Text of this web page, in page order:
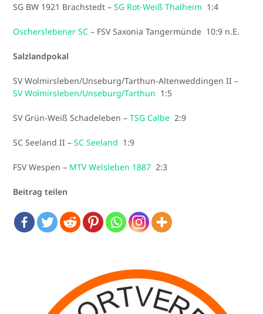
SG BW 1921 Brachstedt –SG Rot-Weiß Thalheim 1:4
Oscherslebener SC – FSV Saxonia Tangermünde 10:9 n.E.
Salzlandpokal
SV Wolmirsleben/Unseburg/Tarthun-Altenweddingen II –
SV Wolmirsleben/Unseburg/Tarthun 1:5
SV Grün-Weiß Schadeleben –TSG Calbe 2:9
SC Seeland II –SC Seeland 1:9
FSV Wespen – MTV Welsleben 1887 2:3
Beitrag teilen